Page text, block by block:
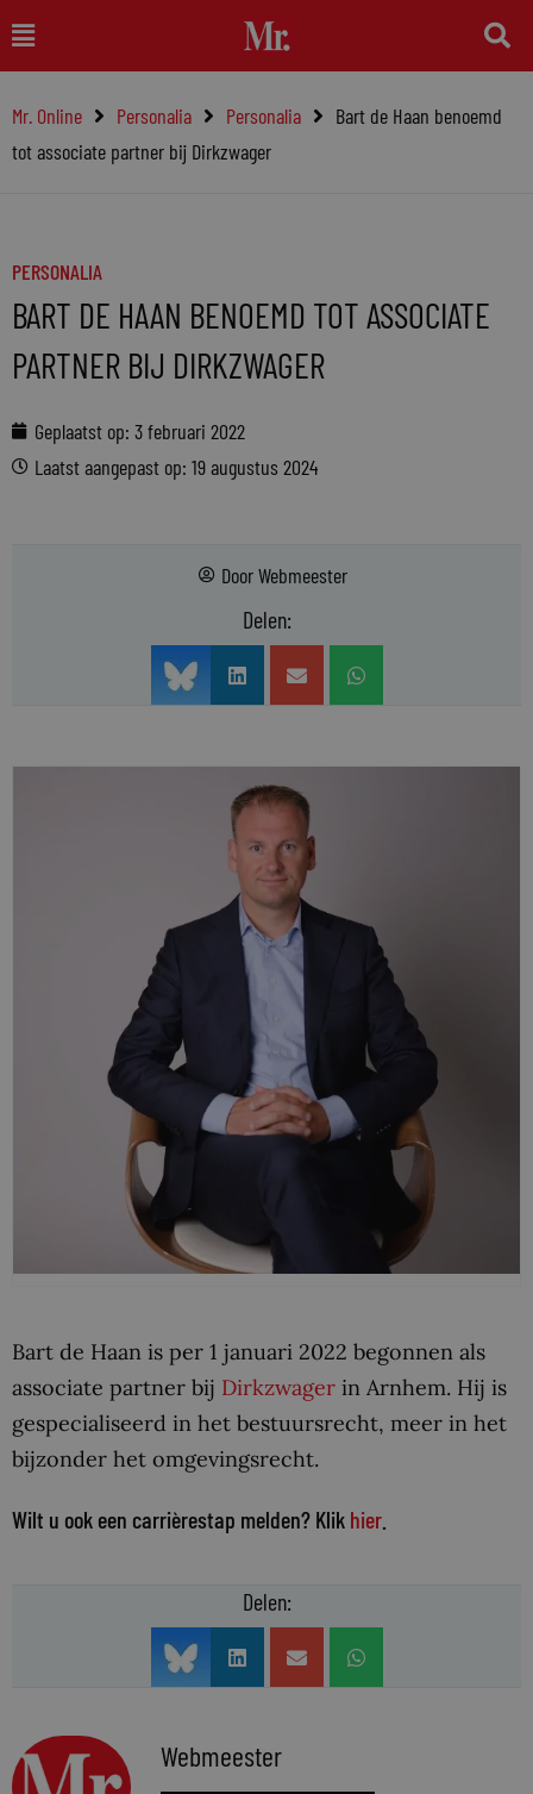
naar
inhoud
Main
Menu
Mr. Online Personalia Personalia
Bart de Haan benoemd
tot associate partner bij Dirkzwager
PERSONALIA
BART DE HAAN BENOEMD TOT ASSOCIATE
PARTNER BIJ DIRKZWAGER
Geplaatst op: 3 februari 2022
Laatst aangepast op: 19 augustus 2024
DoorWebmeester
Delen:
Bart de Haan is per 1 januari 2022 begonnen als
associate partner bij Dirkzwager in Arnhem. Hij is
gespecialiseerd in het bestuursrecht, meer in het
bijzonder het omgevingsrecht.
Wilt u ook een carrièrestap melden? Klik hier
Delen:
Webmeester